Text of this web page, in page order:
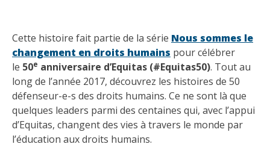
Cette histoire fait partie de la série Nous sommes le
changement en droits humains pour célébrer
le 50e anniversaire d’Equitas (#Equitas50). Tout au
long de l’année 2017, découvrez les histoires de 50
défenseur-e-s des droits humains. Ce ne sont là que
quelques leaders parmi des centaines qui, avec l’appui
d’Equitas, changent des vies à travers le monde par
l’éducation aux droits humains.